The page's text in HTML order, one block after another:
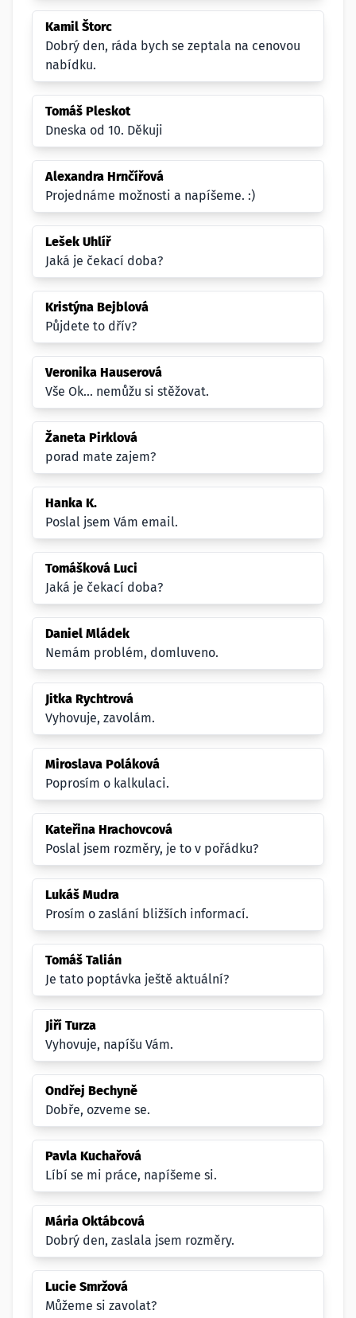
Kamil Štorc
Dobrý den, ráda bych se zeptala na cenovou
nabídku.
Tomáš Pleskot
Dneska od 10. Děkuji
Alexandra Hrnčířová
Projednáme možnosti a napíšeme. :)
Lešek Uhlíř
Jaká je čekací doba?
Kristýna Bejblová
Půjdete to dřív?
Veronika Hauserová
Vše Ok... nemůžu si stěžovat.
Žaneta Pirklová
porad mate zajem?
Hanka K.
Poslal jsem Vám email.
Tomášková Luci
Jaká je čekací doba?
Daniel Mládek
Nemám problém, domluveno.
Jitka Rychtrová
Vyhovuje, zavolám.
Miroslava Poláková
Poprosím o kalkulaci.
Kateřina Hrachovcová
Poslal jsem rozměry, je to v pořádku?
Lukáš Mudra
Prosím o zaslání bližších informací.
Tomáš Talián
Je tato poptávka ještě aktuální?
Jiří Turza
Vyhovuje, napíšu Vám.
Ondřej Bechyně
Dobře, ozveme se.
Pavla Kuchařová
Líbí se mi práce, napíšeme si.
Mária Oktábcová
Dobrý den, zaslala jsem rozměry.
Lucie Smržová
Můžeme si zavolat?